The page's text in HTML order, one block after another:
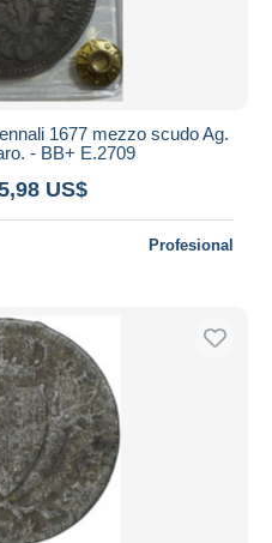
1677 mezzo scudo Ag.
- BB+ E.2709
US$
Profesional